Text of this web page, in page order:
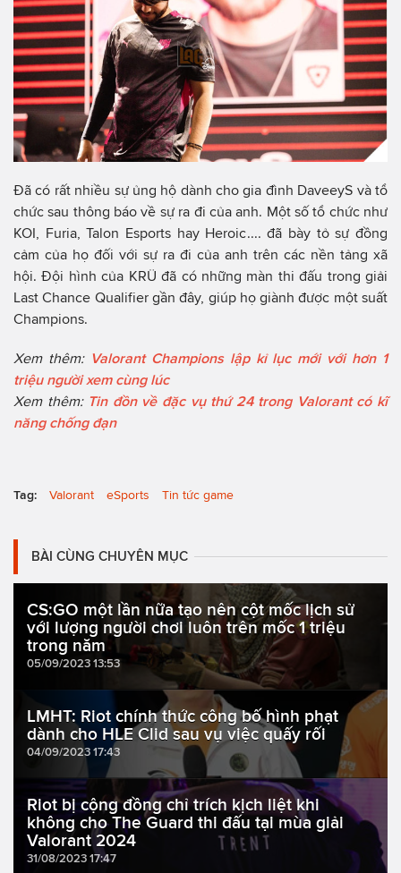
Đã có rất nhiều sự ủng hộ dành cho gia đình DaveeyS và tổ
chức sau thông báo về sự ra đi của anh. Một số tổ chức như
KOI, Furia, Talon Esports hay Heroic.... đã bày tỏ sự đồng
cảm của họ đối với sự ra đi của anh trên các nền tảng xã
hội. Đội hình của KRÜ đã có những màn thi đấu trong giải
Last Chance Qualifier gần đây, giúp họ giành được một suất
Champions.
Xem thêm: Valorant Champions lập kỉ lục mới với hơn 1
triệu người xem cùng lúc
Xem thêm: Tin đồn về đặc vụ thứ 24 trong Valorant có kĩ
năng chống đạn
Tag: Valorant eSports Tin tức game
BÀI CÙNG CHUYÊN MỤC
CS:GO một lần nữa tạo nên cột mốc lịch sử
với lượng người chơi luôn trên mốc 1 triệu
trong năm
05/09/2023 13:53
LMHT: Riot chính thức công bố hình phạt
dành cho HLE Clid sau vụ việc quấy rối
04/09/2023 17:43
Riot bị cộng đồng chỉ trích kịch liệt khi
không cho The Guard thi đấu tại mùa giải
Valorant 2024
31/08/2023 17:47